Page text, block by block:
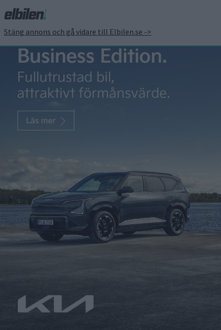
Stäng annons och gå vidare till Elbilen.se ->
Rivian visar att elsuven
R1S klarar
terrängkörning
Carl Undéhn
vet. Men de flesta behöver nog inte klättra upp för 45-
graderslutningar i vardagen. Med pickup-modellen R1T och